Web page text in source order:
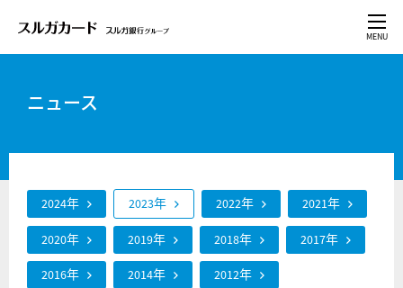
ニュース
2024年 2023年 2022年 2021年
2020年 2019年 2018年 2017年
2016年 2014年 2012年